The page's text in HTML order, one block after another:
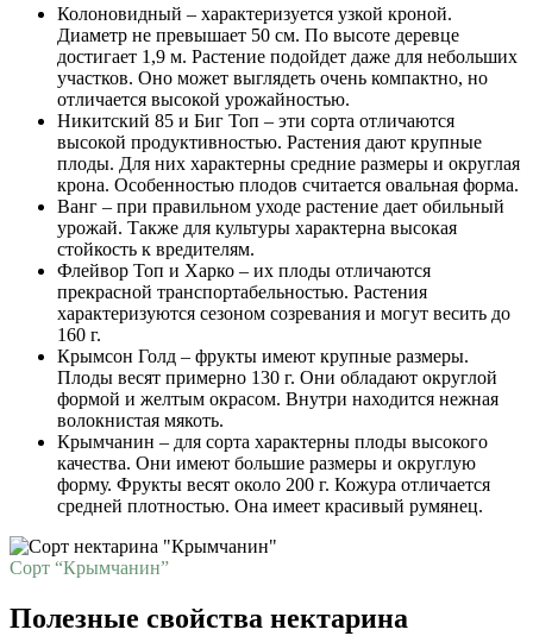
Колоновидный – характеризуется узкой кроной.
Диаметр не превышает 50 см. По высоте деревце
достигает 1,9 м. Растение подойдет даже для небольших
участков. Оно может выглядеть очень компактно, но
отличается высокой урожайностью.
Никитский 85 и Биг Топ – эти сорта отличаются
высокой продуктивностью. Растения дают крупные
плоды. Для них характерны средние размеры и округлая
крона. Особенностью плодов считается овальная форма.
Ванг – при правильном уходе растение дает обильный
урожай. Также для культуры характерна высокая
стойкость к вредителям.
Флейвор Топ и Харко – их плоды отличаются
прекрасной транспортабельностью. Растения
характеризуются сезоном созревания и могут весить до
160 г.
Крымсон Голд – фрукты имеют крупные размеры.
Плоды весят примерно 130 г. Они обладают округлой
формой и желтым окрасом. Внутри находится нежная
волокнистая мякоть.
Крымчанин – для сорта характерны плоды высокого
качества. Они имеют большие размеры и округлую
форму. Фрукты весят около 200 г. Кожура отличается
средней плотностью. Она имеет красивый румянец.
Сорт “Крымчанин”
Полезные свойства нектарина